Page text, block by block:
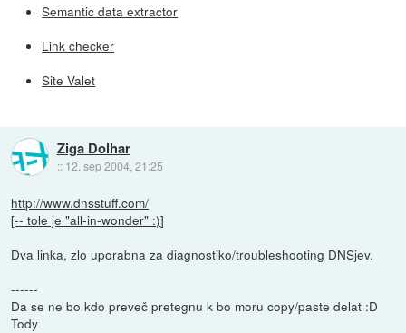
Semantic data extractor
Link checker
Site Valet
Ziga Dolhar
:: 12. sep 2004, 21:25
http://www.dnsstuff.com/
[-- tole je "all-in-wonder" :)]
Dva linka, zlo uporabna za diagnostiko/troubleshooting DNSjev.
------
Da se ne bo kdo preveč pretegnu k bo moru copy/paste delat :D
Tody